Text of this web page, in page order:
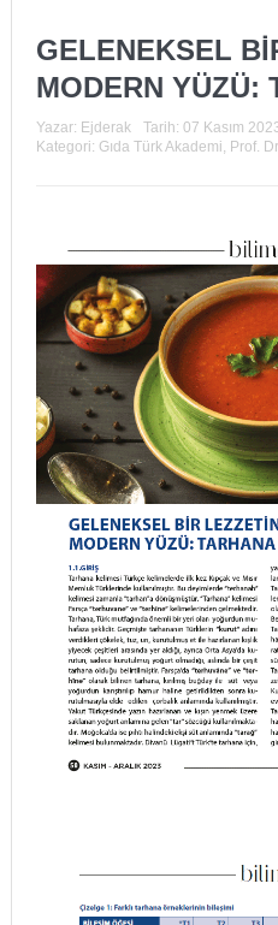
GELENEKSEL
MODERN YÜZÜ:
Yazar: Ejderak Tarih: 07 Kasım
Kategori: Gıda Türk Akademi, Prof.